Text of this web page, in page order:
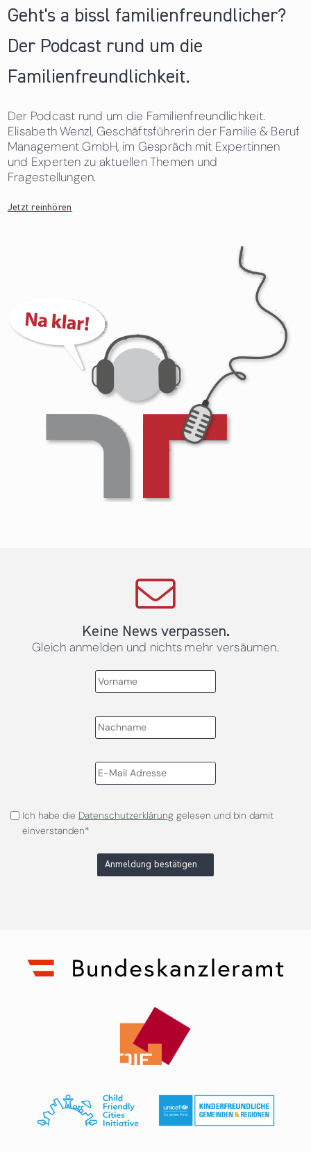
Geht's a bissl familienfreundlicher?
Der Podcast rund um die
Familienfreundlichkeit.
Der Podcast rund um die Familienfreundlichkeit.
Elisabeth Wenzl, Geschäftsführerin der Familie & Beruf
Management GmbH, im Gespräch mit Expertinnen
und Experten zu aktuellen Themen und
Fragestellungen.
Jetzt reinhören
Keine News verpassen.
Gleich anmelden und nichts mehr versäumen.
Ich habe die Datenschutzerklärunggelesen und bin damit
einverstanden*
Anmeldung bestätigen